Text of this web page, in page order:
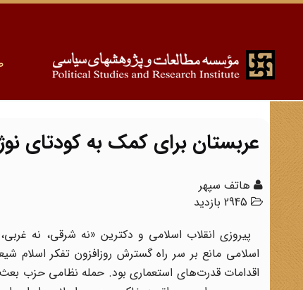
عربستان برای کمک به کودتای نوژه چک 10 میلیون
هاتف سپهر
پیروزی انقلاب اسلامی و دکترین «نه شرقی، نه
اسلامی مانع بر سر راه گسترش روزافزون تفکر اسلام
اقدامات قدرت‌های استعماری بود. حمله نظامی حزب بعث